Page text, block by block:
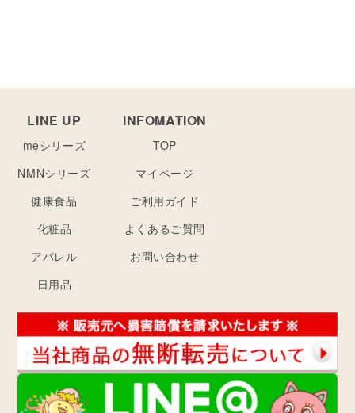
LINE UP
meシリーズ
NMNシリーズ
健康食品
化粧品
アパレル
日用品
INFOMATION
TOP
マイページ
ご利用ガイド
よくあるご質問
お問い合わせ